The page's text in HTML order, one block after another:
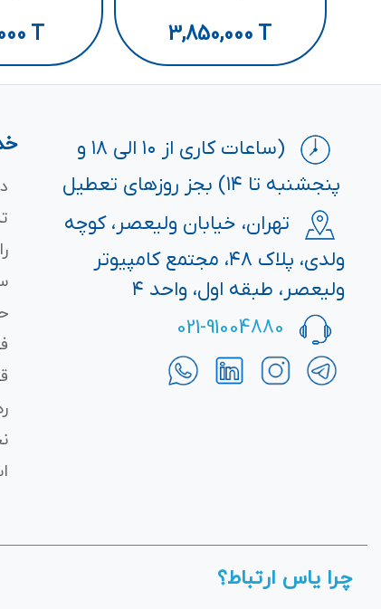
3,850,000 T
T
(ساعات کاری از ۱۰ الی ۱۸ و
پنجشنبه تا ۱۴) بجز روزهای تعطیل
تهران، خیابان ولیعصر، کوچه
ولدی، پلاک ۴۸، مجتمع کامپیوتر
ولیعصر، طبقه اول، واحد ۴
021-91004880
چرا یاس ارتباط؟